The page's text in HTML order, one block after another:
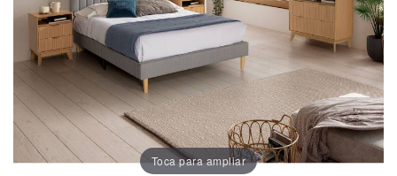
Oficina
Lámparas
Baño
Toca para ampliar